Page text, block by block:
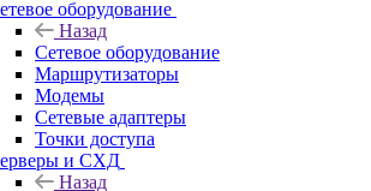
оборудование
Назад
Сетевое оборудование
Маршрутизаторы
Модемы
Сетевые адаптеры
Точки доступа
и СХД
Назад